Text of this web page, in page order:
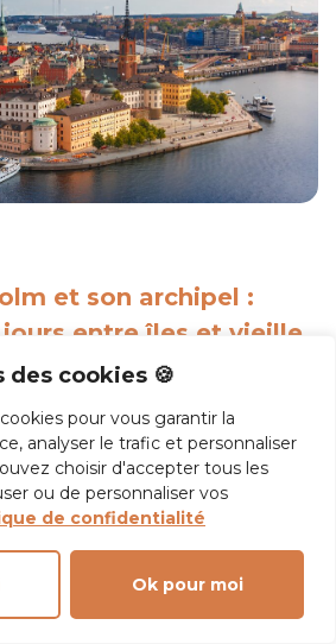
des cookies 🍪
pour vous garantir la
analyser le trafic et personnaliser
choisir d'accepter tous les
ou de personnaliser vos
de confidentialité
Ok pour moi
et son archipel :
entre îles et vieille
visiter Stockholm, c’est s’offrir
se dessinent à chaque détour
modernité nordique et
passé millénaire.